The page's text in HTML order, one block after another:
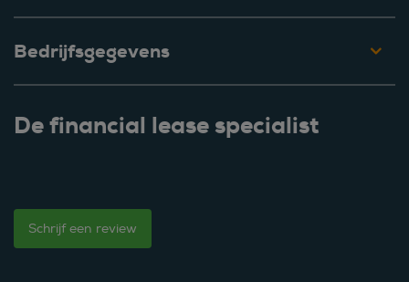
Bedrijfsgegevens
De financial lease specialist
Schrijf een review